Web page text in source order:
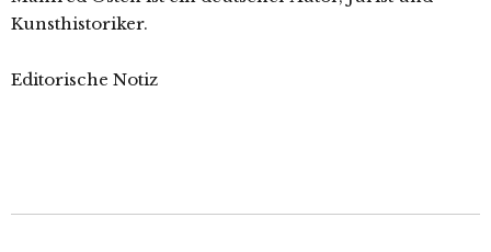
Kunsthistoriker.
Editorische Notiz